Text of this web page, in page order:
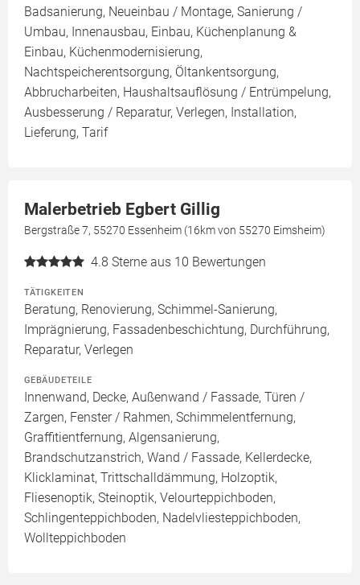
Badsanierung, Neueinbau / Montage, Sanierung /
Umbau, Innenausbau, Einbau, Küchenplanung &
Einbau, Küchenmodernisierung,
Nachtspeicherentsorgung, Öltankentsorgung,
Abbrucharbeiten, Haushaltsauflösung / Entrümpelung,
Ausbesserung / Reparatur, Verlegen, Installation,
Lieferung, Tarif
Malerbetrieb Egbert Gillig
Bergstraße 7, 55270 Essenheim (16km von 55270 Eimsheim)
4.8 Sterne aus 10 Bewertungen
TÄTIGKEITEN
Beratung, Renovierung, Schimmel-Sanierung,
Imprägnierung, Fassadenbeschichtung, Durchführung,
Reparatur, Verlegen
GEBÄUDETEILE
Innenwand, Decke, Außenwand / Fassade, Türen /
Zargen, Fenster / Rahmen, Schimmelentfernung,
Graffitientfernung, Algensanierung,
Brandschutzanstrich, Wand / Fassade, Kellerdecke,
Klicklaminat, Trittschalldämmung, Holzoptik,
Fliesenoptik, Steinoptik, Velourteppichboden,
Schlingenteppichboden, Nadelvliesteppichboden,
Wollteppichboden